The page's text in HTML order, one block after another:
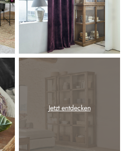
Jetzt entdecken